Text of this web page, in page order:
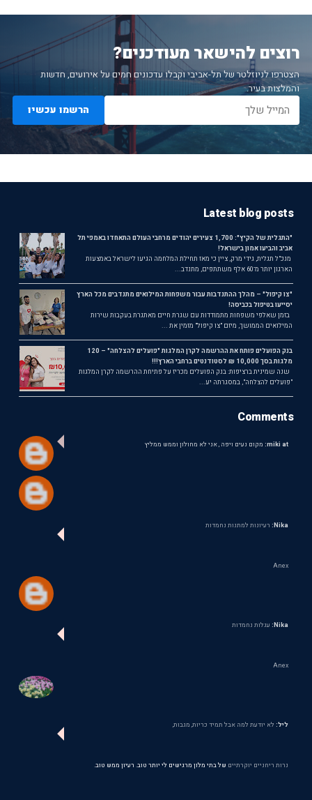
רוצים להישאר מעודכנים?
הצטרפו לניוזלטר של תל-אביבי וקבלו עדכונים חמים על אירועים, חדשות
והמלצות בעיר.
הרשמו עכשיו
Latest blog posts
"התגלית של הקיץ": 1,700 צעירים יהודים מרחבי העולם התאחדו באמפי תל
אביב והביעו אמון בישראל!
מנכ"ל תגלית, גידי מרק, ציין כי מאז תחילת המלחמה הגיעו לישראל באמצעות
הארגון יותר מ־60 אלף משתתפים, מתנדב...
"צו קיפול" – מהלך ההתנדבות עבור משפחות המילואים מתנדבים מכל הארץ
יסייעו בטיפול בכביסה!
בזמן שאלפי משפחות מתמודדות עם שגרת חיים מאתגרת בעקבות שירות
המילואים הממושך, מיזם "צו קיפול" מזמין את ...
בנק הפועלים פותח את ההרשמה לקרן המלגות "פועלים להצלחה" – 120
מלגות בסך 10,000 ₪ לסטודנטים ברחבי הארץ!!!
שנה שמינית ברציפות: בנק הפועלים מכריז על פתיחת ההרשמה לקרן המלגות
"פועלים להצלחה", במסגרתה יע...
Comments
miki at: מקום נעים ויפה , אני לא מחולון וממש ממליץ
Nika: רעיונות למתנות נחמדות
Anex
Nika: עגלות נחמדות
Anex
ליל: לא יודעת למה אבל תמיד כריות, מגבות,
נרות ריחניים יוקרתיים של בתי מלון מרגישים לי יותר טוב. רעיון ממש טוב.